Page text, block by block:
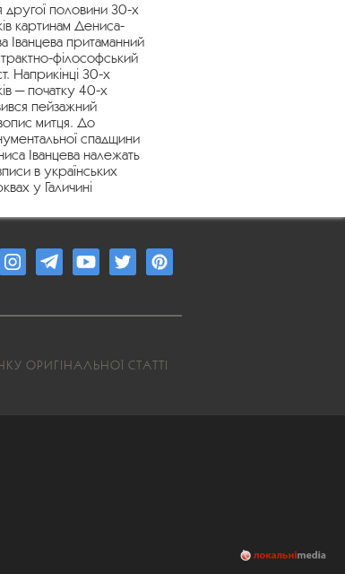
другої половини 30-х
картинам Дениса-
Іванцева притаманний
філософський
Наприкінці 30-х
— початку 40-х
пейзажний
митця. До
спадщини
Іванцева належать
в українських
у Галичині
ОРИГІНАЛЬНОЇ СТАТТІ